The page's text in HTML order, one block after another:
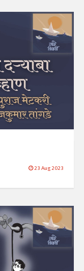
23 Aug 2023